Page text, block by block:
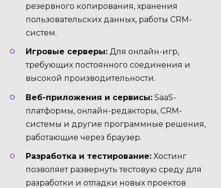
резервного копирования, хранения
пользовательских данных, работы CRM-
систем.
Игровые серверы: Для онлайн-игр,
требующих постоянного соединения и
высокой производительности.
Веб-приложения и сервисы: SaaS-
платформы, онлайн-редакторы, CRM-
системы и другие программные решения,
работающие через браузер.
Разработка и тестирование: Хостинг
позволяет развернуть тестовую среду для
разработки и отладки новых проектов